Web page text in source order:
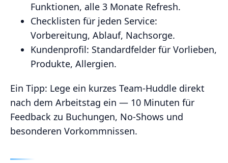
Funktionen, alle 3 Monate Refresh.
Checklisten für jeden Service:
Vorbereitung, Ablauf, Nachsorge.
Kundenprofil: Standardfelder für Vorlieben,
Produkte, Allergien.
Ein Tipp: Lege ein kurzes Team‑Huddle direkt
nach dem Arbeitstag ein — 10 Minuten für
Feedback zu Buchungen, No‑Shows und
besonderen Vorkommnissen.